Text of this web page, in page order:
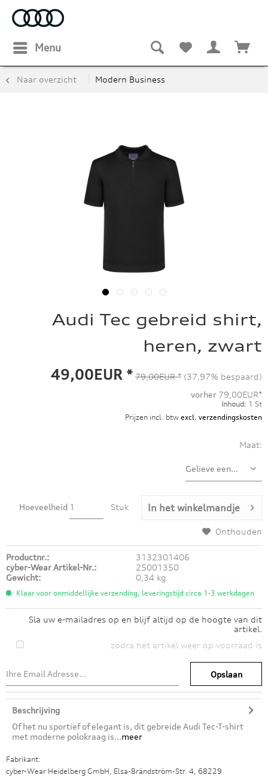
Menu
Naar overzicht Modern Business
Audi Tec gebreid shirt,
heren, zwart
49,00EUR * 79,00EUR * (37,97% bespaard)
vorher 79,00EUR*
Inhoud: 1 St
Prijzen incl. btw excl. verzendingskosten
Maat:
Hoeveelheid Stuk In het winkelmandje
Onthouden
Productnr.:
3132301406
cyber-Wear Artikel-Nr.:
25001350
Gewicht:
0,34 kg
Klaar voor onmiddellijke verzending, leveringstijd circa 1-3 werkdagen
Sla uw e-mailadres op en blijf altijd op de hoogte van dit
artikel.
zodra het artikel weer op voorraad is
Opslaan
Beschrijving
Of het nu sportief of elegant is, dit gebreide Audi Tec-T-shirt
met moderne polokraag is...meer
Fabrikant:
cyber-Wear Heidelberg GmbH, Elsa-Brändström-Str. 4, 68229